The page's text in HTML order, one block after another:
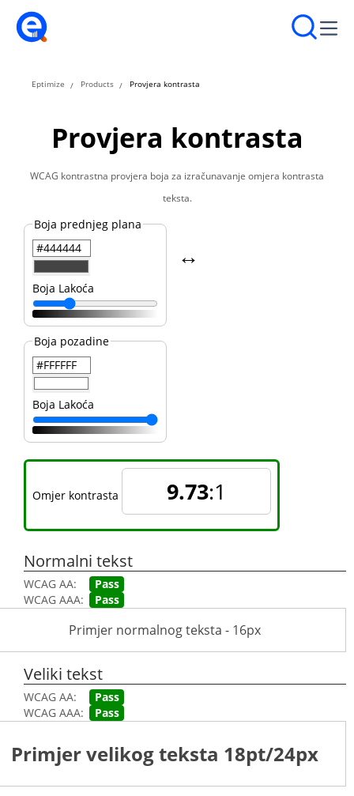
Eptimize Products Provjera kontrasta
Provjera kontrasta
WCAG kontrastna provjera boja za izračunavanje omjera kontrasta
teksta.
Boja prednjeg plana
Boja Lakoća
↔️
Boja pozadine
Boja Lakoća
Omjer kontrasta 9.73:1
Normalni tekst
WCAG AA:
Pass
WCAG AAA:
Pass
Primjer normalnog teksta - 16px
Veliki tekst
WCAG AA:
Pass
WCAG AAA:
Pass
Primjer velikog teksta 18pt/24px